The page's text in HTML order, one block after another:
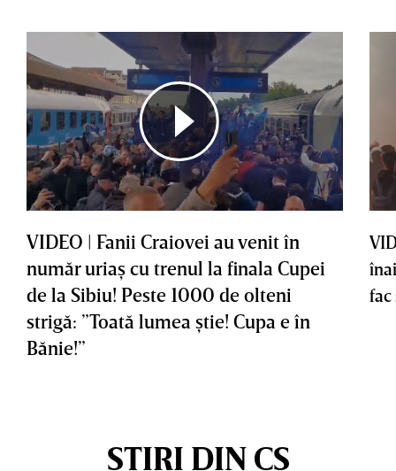
VIDEO | Fanii Craiovei au venit în
număr uriaş cu trenul la finala Cupei
de la Sibiu! Peste 1000 de olteni
strigă: ”Toată lumea ştie! Cupa e în
Bănie!”
fac
ȘTIRI DIN CS